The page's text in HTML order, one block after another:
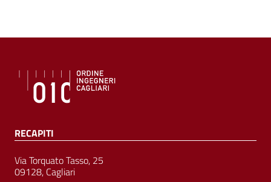
RECAPITI
Via Torquato Tasso, 25
09128, Cagliari